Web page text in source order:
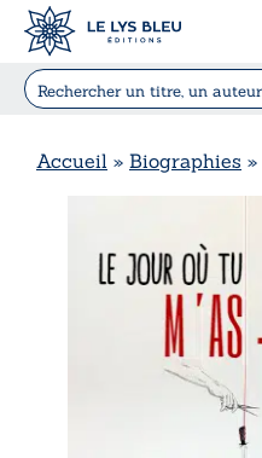
Accueil » Biographies »